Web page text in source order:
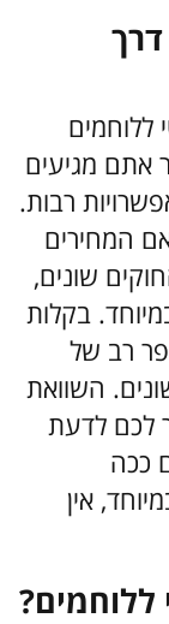
ללוחמים
אתם מגיעים
רבות.
המחירים
שונים,
בקלות
רב של
השוואת
לכם לדעת
ככה
אין
ללוחמים?